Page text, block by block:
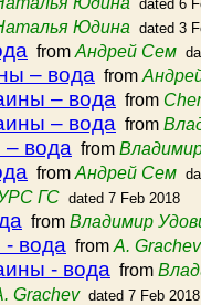
dated 6
Юдина dated 3
from Андрей Сем
– вода from
– вода from
– вода from
вода from
from Андрей Сем
ГС dated 7 Feb 2018
from Владимир
вода from A. Grachev
- вода from
Grachev dated 7 Feb 2018